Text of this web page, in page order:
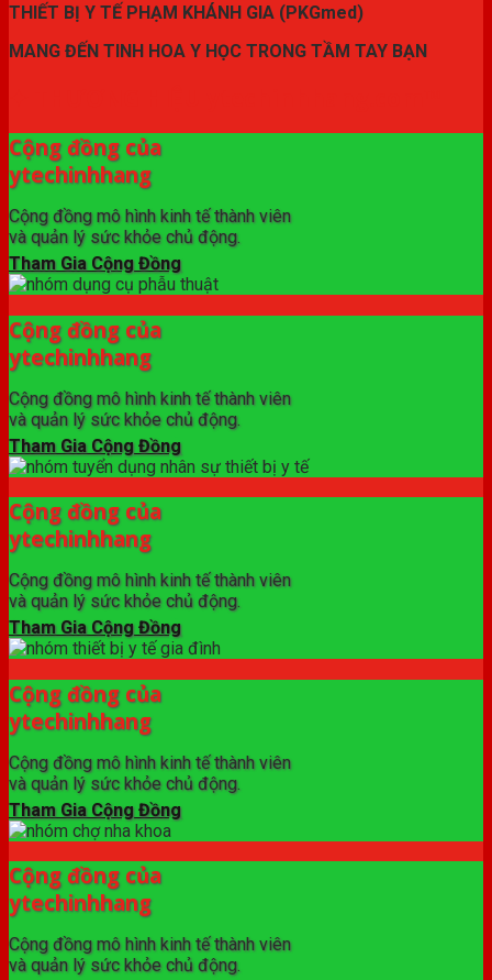
THIẾT BỊ Y TẾ PHẠM KHÁNH GIA (PKGmed)
MANG ĐẾN TINH HOA Y HỌC TRONG TẦM TAY BẠN
Cộng đồng của
ytechinhhang
Cộng đồng mô hình kinh tế thành viên
và quản lý sức khỏe chủ động.
Tham Gia Cộng Đồng
Cộng đồng của
ytechinhhang
Cộng đồng mô hình kinh tế thành viên
và quản lý sức khỏe chủ động.
Tham Gia Cộng Đồng
Cộng đồng của
ytechinhhang
Cộng đồng mô hình kinh tế thành viên
và quản lý sức khỏe chủ động.
Tham Gia Cộng Đồng
Cộng đồng của
ytechinhhang
Cộng đồng mô hình kinh tế thành viên
và quản lý sức khỏe chủ động.
Tham Gia Cộng Đồng
Cộng đồng của
ytechinhhang
Cộng đồng mô hình kinh tế thành viên
và quản lý sức khỏe chủ động.